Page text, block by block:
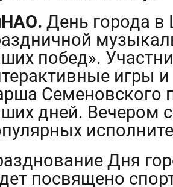
День города в
побед».
игры
Семеновского
дней. Вечером
Дня
посвящено